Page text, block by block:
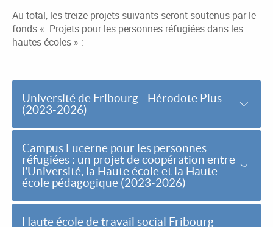
Au total, les treize projets suivants seront soutenus par le
fonds « Projets pour les personnes réfugiées dans les
hautes écoles » :
Université de Fribourg - Hérodote Plus
(2023-2026)
Campus Lucerne pour les personnes
réfugiées : un projet de coopération entre
l'Université, la Haute école et la Haute
école pédagogique (2023-2026)
Haute école de travail social Fribourg